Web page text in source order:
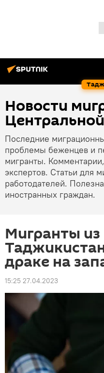
Новости
Последние
проблемы беженцев и
мигранты.
экспертов. Статьи для
работодателей.
иностранных граждан.
Мигранты из
драке на
15:25 27.04.2023